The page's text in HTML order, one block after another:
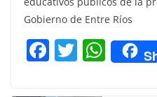
Gobierno de Entre Ríos
F T W
h